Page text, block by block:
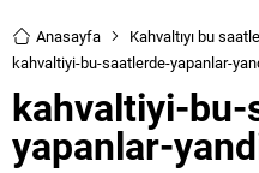
Anasayfa
Kahvaltıyı bu
kahvaltiyi-bu-saatlerde-yapanlar-
kahvaltiyi-bu-
yapanlar-